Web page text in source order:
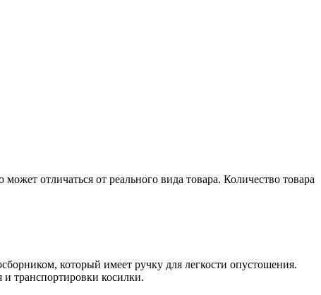
отличаться от реального вида товара. Количество товара
который имеет ручку для легкости опустошения.
и транспортировки косилки.